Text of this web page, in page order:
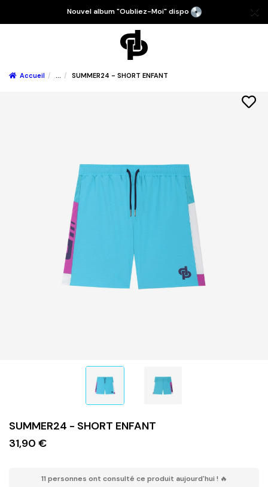
Nouvel album "Oubliez-Moi" dispo
Accueil ... SUMMER24 - SHORT ENFANT
SUMMER24 - SHORT ENFANT
31,90 €
11 personnes ont consulté ce produit aujourd'hui ! 🔥